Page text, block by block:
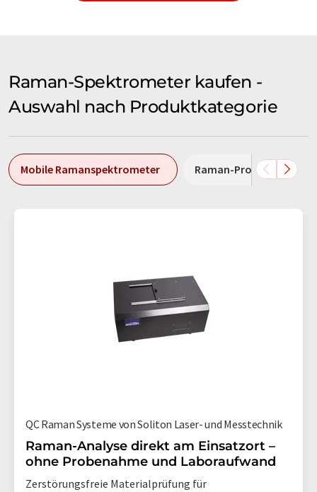
Raman-Spektrometer kaufen -
Auswahl nach Produktkategorie
Mobile Ramanspektrometer Raman-
QC Raman Systeme von Soliton Laser- und Messtechnik
Raman-Analyse direkt am Einsatzort –
ohne Probenahme und Laboraufwand
Zerstörungsfreie Materialprüfung für